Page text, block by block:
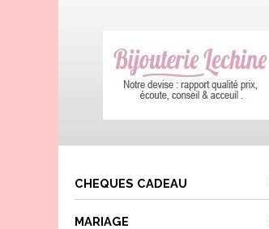
CHEQUES CADEAU
MARIAGE